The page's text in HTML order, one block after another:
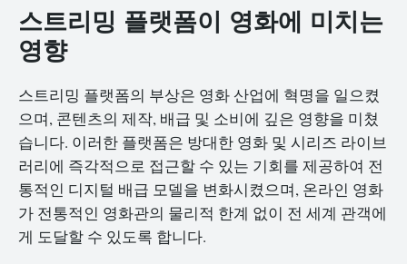
스트리밍 플랫폼이 영화에 미치는
영향
스트리밍 플랫폼의 부상은 영화 산업에 혁명을 일으켰
으며, 콘텐츠의 제작, 배급 및 소비에 깊은 영향을 미쳤
습니다. 이러한 플랫폼은 방대한 영화 및 시리즈 라이브
러리에 즉각적으로 접근할 수 있는 기회를 제공하여 전
통적인 디지털 배급 모델을 변화시켰으며, 온라인 영화
가 전통적인 영화관의 물리적 한계 없이 전 세계 관객에
게 도달할 수 있도록 합니다.